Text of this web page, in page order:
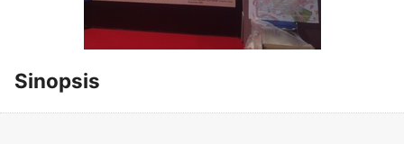
Sinopsis